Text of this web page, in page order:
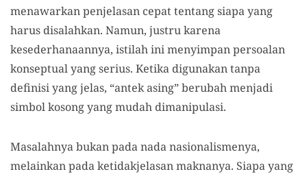
menawarkan penjelasan cepat tentang siapa yang
harus disalahkan. Namun, justru karena
kesederhanaannya, istilah ini menyimpan persoalan
konseptual yang serius. Ketika digunakan tanpa
definisi yang jelas, “antek asing” berubah menjadi
simbol kosong yang mudah dimanipulasi.
Masalahnya bukan pada nada nasionalismenya,
melainkan pada ketidakjelasan maknanya. Siapa yang